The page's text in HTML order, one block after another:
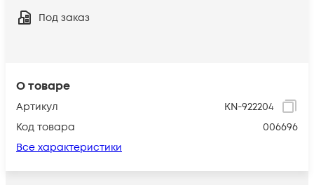
О товаре
Артикул
KN-922204
Код товара
006696
Все характеристики
Под заказ